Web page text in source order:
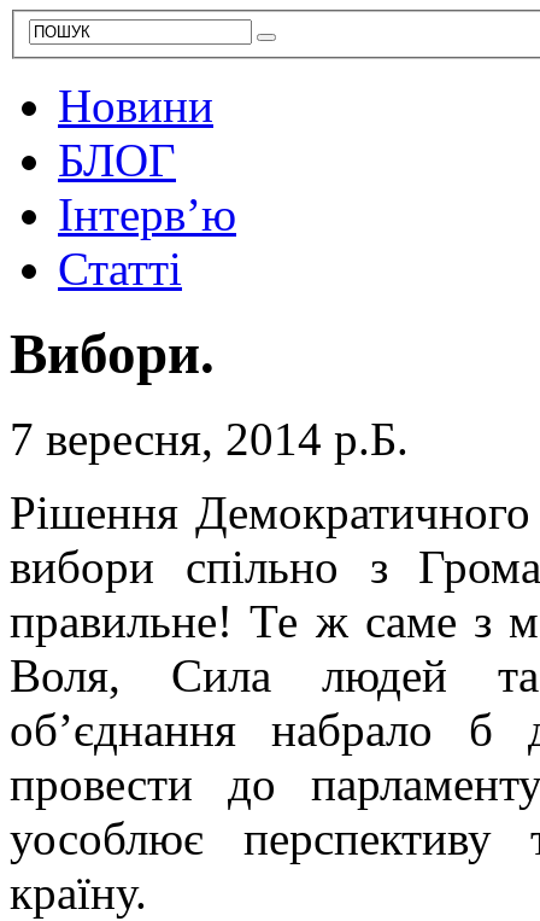
Новини
БЛОГ
Інтерв’ю
Статті
Вибори.
7 вересня, 2014 р.Б.
Рішення
вибори спільно з
правильне! Те ж саме з
Воля, Сила людей та
об’єднання набрало б
провести до
уособлює перспективу
країну.